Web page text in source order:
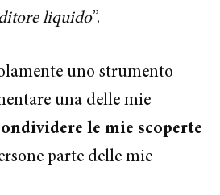
liquido”.
uno strumento
una delle mie
le mie scoperte
parte delle mie